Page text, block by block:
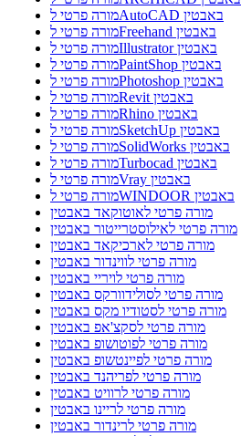
מורה פרטי לAutoCAD באבטין
מורה פרטי לFreehand באבטין
מורה פרטי לIllustrator באבטין
מורה פרטי לPaintShop באבטין
מורה פרטי לPhotoshop באבטין
מורה פרטי לRevit באבטין
מורה פרטי לRhino באבטין
מורה פרטי לSketchUp באבטין
מורה פרטי לSolidWorks באבטין
מורה פרטי לTurbocad באבטין
מורה פרטי לVray באבטין
מורה פרטי לWINDOOR באבטין
מורה פרטי לאוטוקאד באבטין
מורה פרטי לאילוסטרייטור באבטין
מורה פרטי לארכיקאד באבטין
מורה פרטי לווינדור באבטין
מורה פרטי לויריי באבטין
מורה פרטי לסולידוורקס באבטין
מורה פרטי לסטודיו מקס באבטין
מורה פרטי לסקצ'אפ באבטין
מורה פרטי לפוטושופ באבטין
מורה פרטי לפיינטשופ באבטין
מורה פרטי לפריהנד באבטין
מורה פרטי לרוויט באבטין
מורה פרטי לריינו באבטין
מורה פרטי לרינדור באבטין